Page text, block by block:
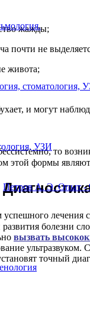
жажды;
почти не
живота;
и могут
то
этой формы
Д
лечения
болезни
вызвать
точный
стоматология,
УЗИ
Петров А. Э. Опыт -